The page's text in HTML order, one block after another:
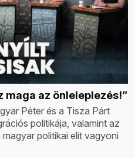
maga az önleleplezés!”
Péter és a Tisza Párt
politikája, valamint az
politikai elit vagyoni